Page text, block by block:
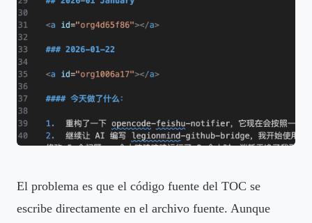
El problema es que el código fuente del TOC se
escribe directamente en el archivo fuente. Aunque